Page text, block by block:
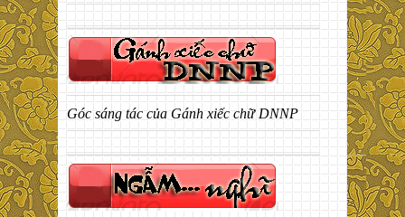
Góc sáng tác của Gánh xiếc chữ DNNP